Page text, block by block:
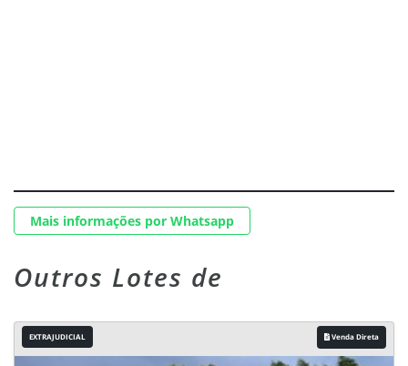
Mais informações por Whatsapp
Outros Lotes de
EXTRAJUDICIAL Venda Direta